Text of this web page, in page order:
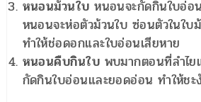
หนอนม้วนใบหนอนจะกัดกินใบอ่อ
หนอนจะห่อตัวม้วนใบ ซ่อนตัวในใบ
ทำให้ช่อดอกและใบอ่อนเสียหาย
หนอนคืบกินใบ พบมากตอนที่ลำไ
กัดกินใบอ่อนและยอดอ่อน ทำให้ชะ